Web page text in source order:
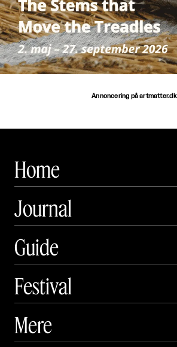
Annoncering på artmatter.dk
Home
Journal
Guide
Festival
 Art Matter Festival
Mere